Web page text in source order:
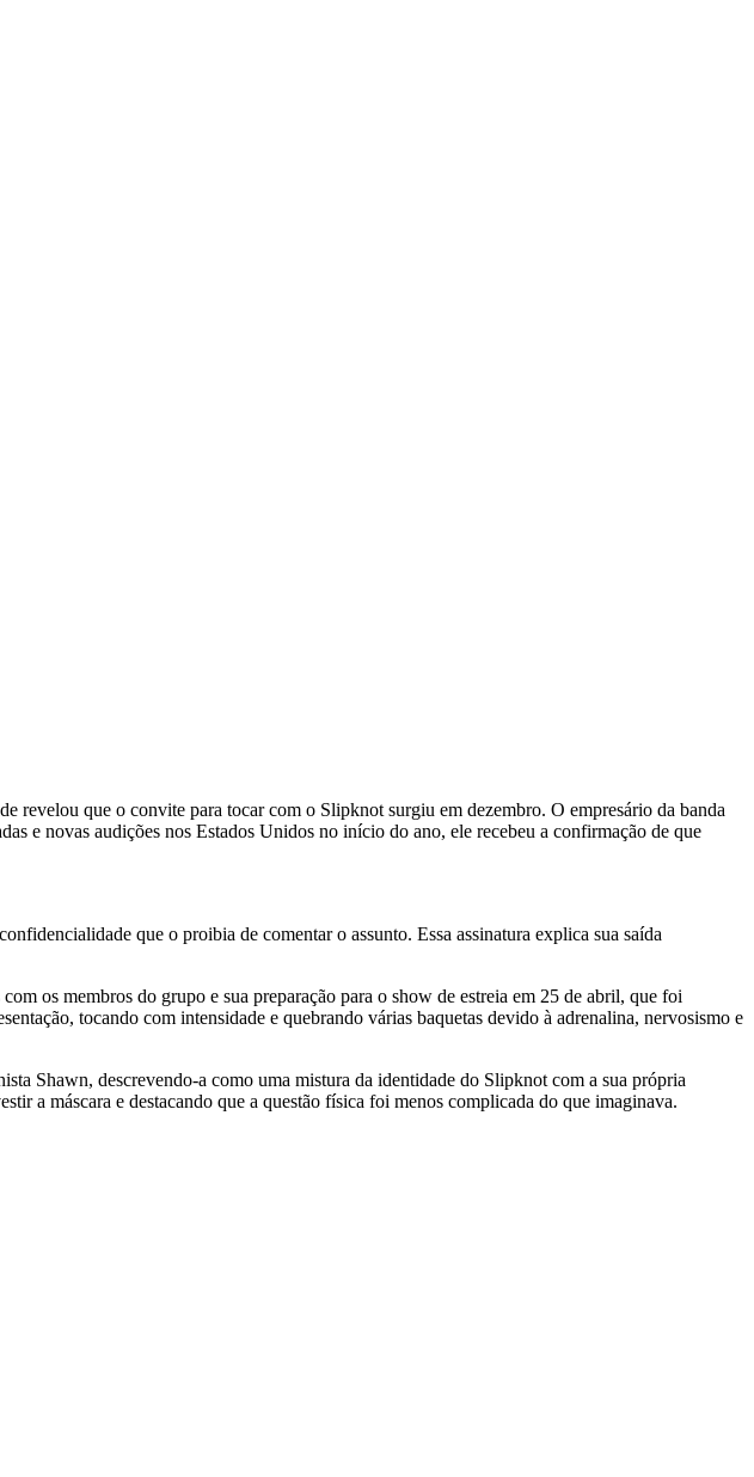
revelou que o convite para tocar com o Slipknot surgiu em dezembro. O empresário da banda
e novas audições nos Estados Unidos no início do ano, ele recebeu a confirmação de que
que o proibia de comentar o assunto. Essa assinatura explica sua saída
os membros do grupo e sua preparação para o show de estreia em 25 de abril, que foi
tocando com intensidade e quebrando várias baquetas devido à adrenalina, nervosismo e
Shawn, descrevendo-a como uma mistura da identidade do Slipknot com a sua própria
a máscara e destacando que a questão física foi menos complicada do que imaginava.